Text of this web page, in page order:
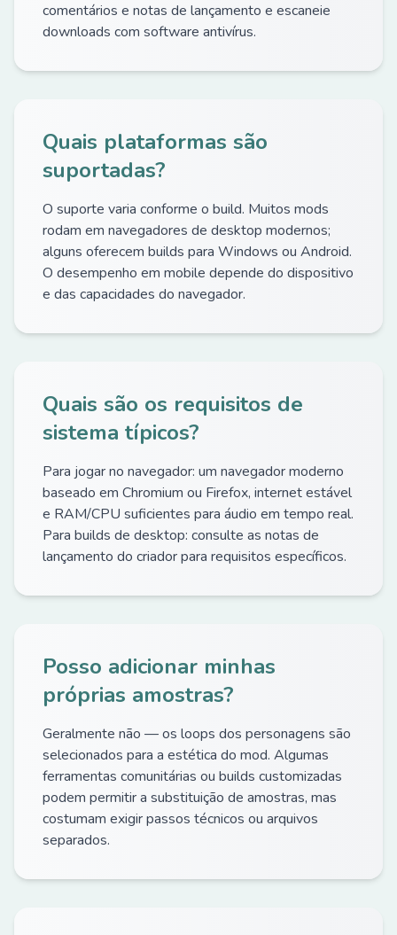
comentários e notas de lançamento e escaneie
downloads com software antivírus.
Quais plataformas são
suportadas?
O suporte varia conforme o build. Muitos mods
rodam em navegadores de desktop modernos;
alguns oferecem builds para Windows ou Android.
O desempenho em mobile depende do dispositivo
e das capacidades do navegador.
Quais são os requisitos de
sistema típicos?
Para jogar no navegador: um navegador moderno
baseado em Chromium ou Firefox, internet estável
e RAM/CPU suficientes para áudio em tempo real.
Para builds de desktop: consulte as notas de
lançamento do criador para requisitos específicos.
Posso adicionar minhas
próprias amostras?
Geralmente não — os loops dos personagens são
selecionados para a estética do mod. Algumas
ferramentas comunitárias ou builds customizadas
podem permitir a substituição de amostras, mas
costumam exigir passos técnicos ou arquivos
separados.